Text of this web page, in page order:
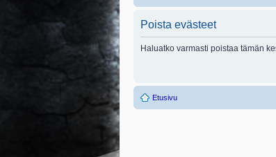
Poista evästeet
Haluatko varmasti poistaa tämän
Etusivu